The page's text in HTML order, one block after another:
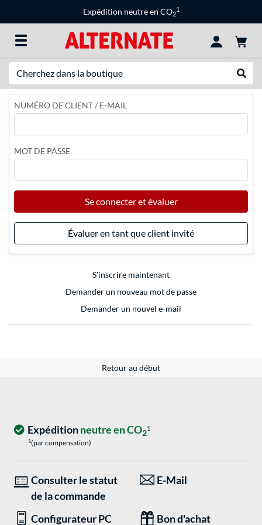
Expédition neutre en CO2
1
NUMÉRO DE CLIENT / E-MAIL
MOT DE PASSE
Se connecter et évaluer
Évaluer en tant que client invité
S'inscrire maintenant
Demander un nouveau mot de passe
Demander un nouvel e-mail
Retour au début
Expéditionneutre en CO21
1(par compensation)
Consulter le statut
de la commande
E-Mail
Configurateur PC Bon d'achat